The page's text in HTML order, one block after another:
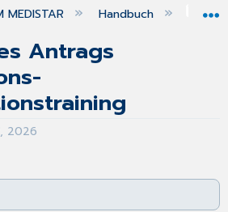
global hierarchy
MEDISTAR Handbuch
Antrags
2026